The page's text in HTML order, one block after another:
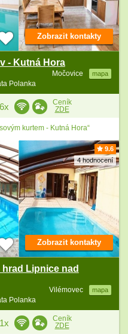
- Kutná Hora
Močovice mapa
Polanka
Zobrazit kontakty
6x
Ceník
ZDE
kurtem - Kutná Hora“
9.6
4 hodnocení
Lipnice nad
Vilémovec mapa
Polanka
Zobrazit kontakty
1x
Ceník
ZDE